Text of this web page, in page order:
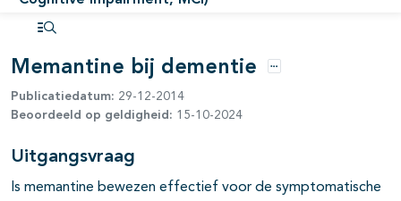
open- en dichtklappen
Memantine bij dementie Opties
Publicatiedatum: 29-12-2014
Beoordeeld op geldigheid: 15-10-2024
Uitgangsvraag
Is memantine bewezen effectief voor de symptomatische